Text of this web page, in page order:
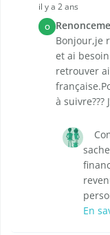
il y a 2 ans
O
Bonjour,je
et ai
retrouver
à suivre???
En